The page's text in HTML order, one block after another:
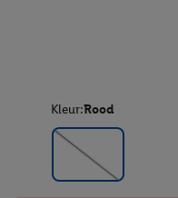
Kleur:Rood